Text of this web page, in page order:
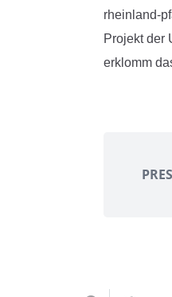
rheinland-
Projekt der
erklomm